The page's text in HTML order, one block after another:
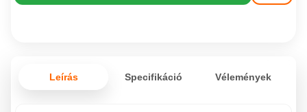
Leírás Specifikáció Vélemények